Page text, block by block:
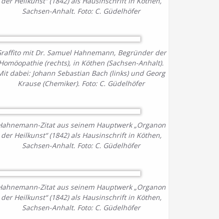
Sachsen-Anhalt. Foto: C. Güdelhöfer
mit Dr. Samuel Hahnemann, Begründer der
(rechts), in Köthen (Sachsen-Anhalt).
dabei: Johann Sebastian Bach (links) und Georg
Krause (Chemiker). Foto: C. Güdelhöfer
Zitat aus seinem Hauptwerk „Organon
der Heilkunst“ (1842) als Hausinschrift in Köthen,
Sachsen-Anhalt. Foto: C. Güdelhöfer
Zitat aus seinem Hauptwerk „Organon
der Heilkunst“ (1842) als Hausinschrift in Köthen,
Sachsen-Anhalt. Foto: C. Güdelhöfer